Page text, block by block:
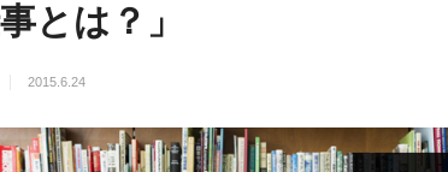
事とは？」
2015.6.24
？